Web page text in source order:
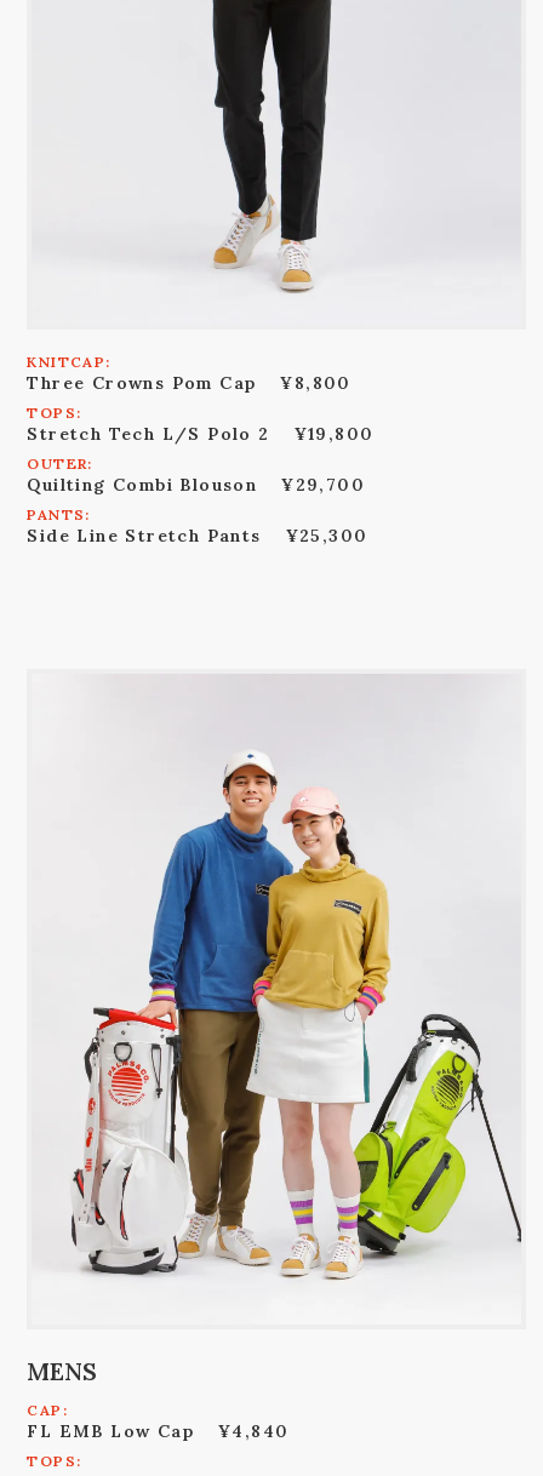
KNITCAP:
Three Crowns Pom Cap ¥8,800
TOPS:
Stretch Tech L/S Polo 2 ¥19,800
OUTER:
Quilting Combi Blouson ¥29,700
PANTS:
Side Line Stretch Pants ¥25,300
MENS
CAP:
FL EMB Low Cap ¥4,840
TOPS: